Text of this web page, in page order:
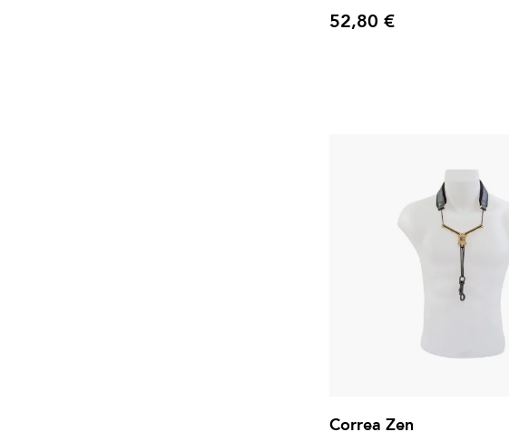
Precio
52,80 €
Correa Zen